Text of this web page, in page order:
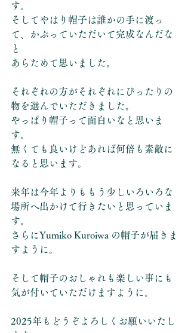
す。
そしてやはり帽子は誰かの手に渡っ
て、かぶっていただいて完成なんだな
と
あらためて思いました。
それぞれの方がそれぞれにぴったりの
物を選んでいただきました。
やっぱり帽子って面白いなと思いま
す。
無くても良いけどあれば何倍も素敵に
なると思います。
来年は今年よりももう少しいろいろな
場所へ出かけて行きたいと思っていま
す。
さらにYumiko Kuroiwa の帽子が届きま
すように。
そして帽子のおしゃれも楽しい事にも
気が付いていただけますように。
2025年もどうぞよろしくお願いいたし